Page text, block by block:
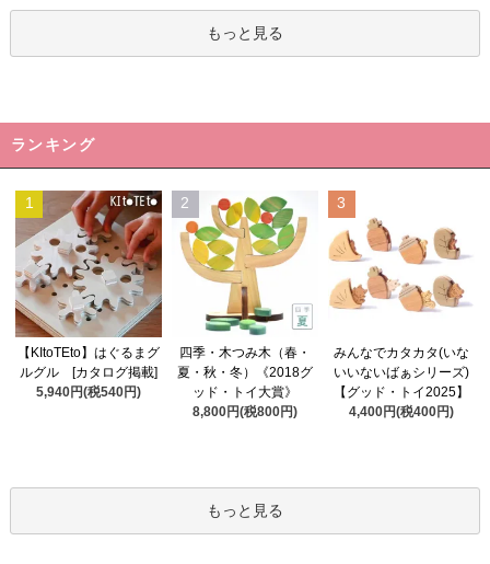
もっと見る
ランキング
1
【KItoTEto】はぐるまグ
ルグル [カタログ掲載]
5,940円(税540円)
2
四季・木つみ木（春・
夏・秋・冬）《2018グ
ッド・トイ大賞》
8,800円(税800円)
3
みんなでカタカタ(いな
いいないばぁシリーズ)
【グッド・トイ2025】
4,400円(税400円)
もっと見る